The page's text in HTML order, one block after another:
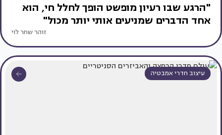
"הרגע שבו רעיון מופשט הופך לחלל חי, הוא
אחד הדברים שמניעים אותי יותר מכול"
זוהר שחר לוי
עיצוב חדרי אמבטיה